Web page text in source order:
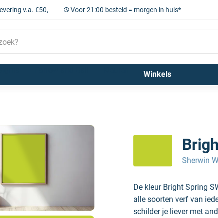
v.a. €50,- Voor 21:00 besteld = morgen in huis*
Winkels
Sherwin
De kleur Bright Spring
alle soorten verf van
schilder je liever met